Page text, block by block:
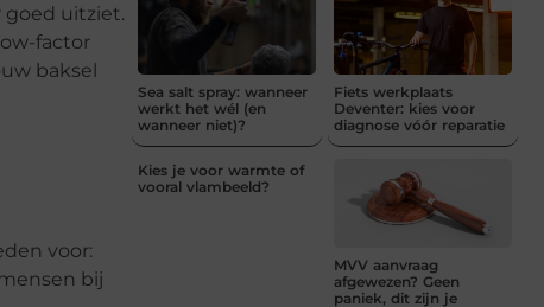
goed uitziet.
factor
baksel
voor:
bij
Sea salt spray: wanneer
werkt het wél (en
wanneer niet)?
Fiets werkplaats
Deventer: kies voor
diagnose vóór reparatie
Kies je voor warmte of
vooral vlambeeld?
MVV aanvraag
afgewezen? Geen
paniek, dit zijn je